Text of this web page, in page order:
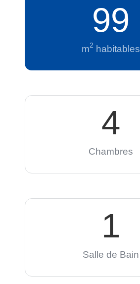
m2 habitables
99
Chambres
4
Salle de Bain
1